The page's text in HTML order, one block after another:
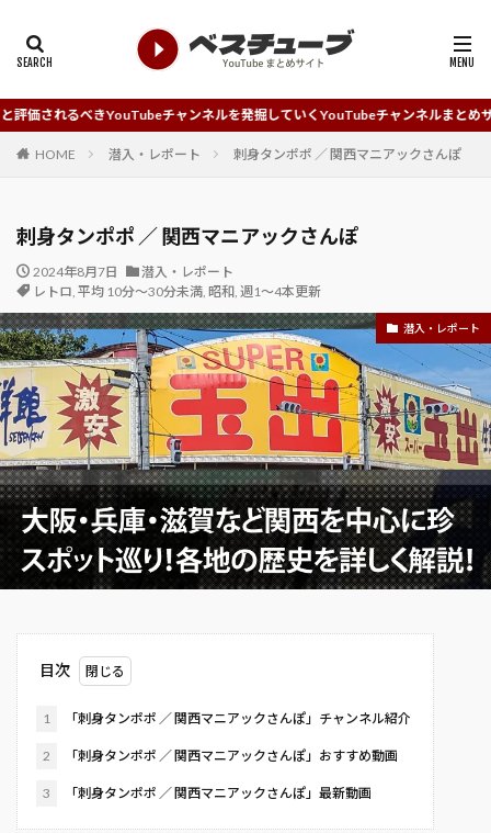
チャンネルを発掘していくYouTubeチャンネルまとめサイトです。
HOME 潜入・レポート 刺身タンポポ ／ 関西マニアックさんぽ
刺身タンポポ ／ 関西マニアックさんぽ
2024年8月7日
潜入・レポート
レトロ, 平均 10分～30分未満, 昭和, 週1～4本更新
潜入・レポート
目次
1 「刺身タンポポ ／ 関西マニアックさんぽ」チャンネル紹介
2 「刺身タンポポ ／ 関西マニアックさんぽ」おすすめ動画
3 「刺身タンポポ ／ 関西マニアックさんぽ」最新動画